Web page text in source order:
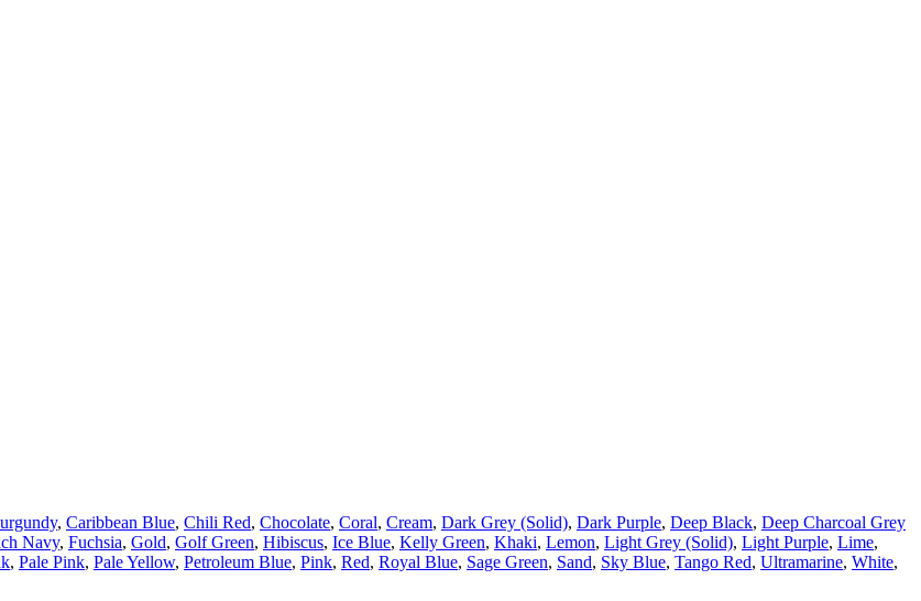
, Caribbean Blue, Chili Red, Chocolate, Coral, Cream, Dark Grey (Solid), Dark Purple, Deep Black, Deep Charcoal Grey
Navy, Fuchsia, Gold, Golf Green, Hibiscus, Ice Blue, Kelly Green, Khaki, Lemon, Light Grey (Solid), Light Purple, Lime,
, Pale Pink, Pale Yellow, Petroleum Blue, Pink, Red, Royal Blue, Sage Green, Sand, Sky Blue, Tango Red, Ultramarine, White,